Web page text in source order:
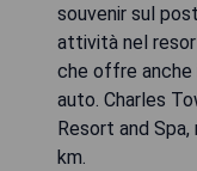
souvenir sul
attività nel
che offre
auto. Charles
Resort and
km.